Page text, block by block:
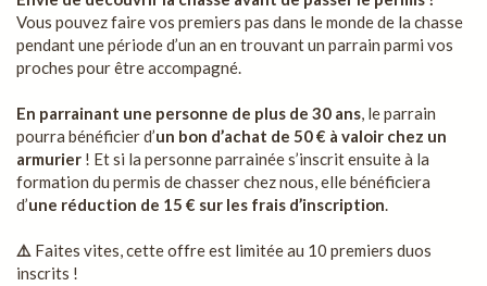
Vous pouvez faire vos premiers pas dans le monde de la chasse
pendant une période d’un an en trouvant un parrain parmi vos
proches pour être accompagné.
En parrainant une personne de plus de 30 ans, le parrain
pourra bénéficier d’un bon d’achat de 50 € à valoir chez un
armurier ! Et si la personne parrainée s’inscrit ensuite à la
formation du permis de chasser chez nous, elle bénéficiera
d’une réduction de 15 € sur les frais d’inscription.
⚠️ Faites vites, cette offre est limitée au 10 premiers duos
inscrits !